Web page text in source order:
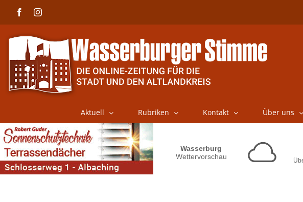
FacebookInstagram
Aktuell Rubriken Kontakt Über uns